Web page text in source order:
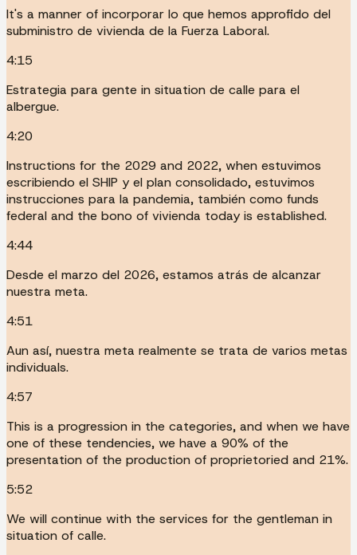
It's a manner of incorporar lo que hemos approfido del
subministro de vivienda de la Fuerza Laboral.
4:15
Estrategia para gente in situation de calle para el
albergue.
4:20
Instructions for the 2029 and 2022, when estuvimos
escribiendo el SHIP y el plan consolidado, estuvimos
instrucciones para la pandemia, también como funds
federal and the bono of vivienda today is established.
4:44
Desde el marzo del 2026, estamos atrás de alcanzar
nuestra meta.
4:51
Aun así, nuestra meta realmente se trata de varios metas
individuals.
4:57
This is a progression in the categories, and when we have
one of these tendencies, we have a 90% of the
presentation of the production of proprietoried and 21%.
5:52
We will continue with the services for the gentleman in
situation of calle.